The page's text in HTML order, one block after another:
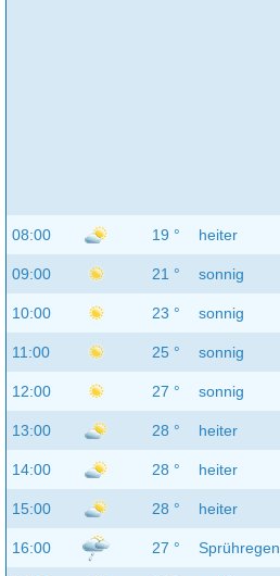
08:00 19 ° heiter
09:00 21 ° sonnig
10:00 23 ° sonnig
11:00 25 ° sonnig
12:00 27 ° sonnig
13:00 28 ° heiter
14:00 28 ° heiter
15:00 28 ° heiter
16:00 27 ° Sprühregen